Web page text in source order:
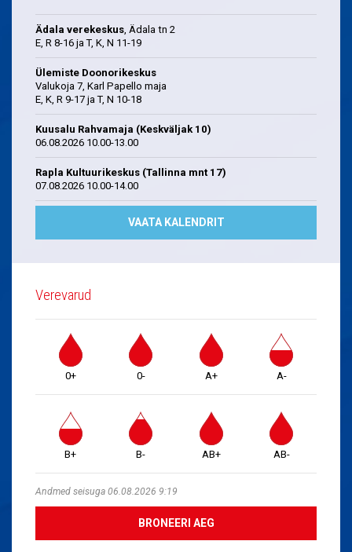
Ädala verekeskus , Ädala tn 2
E, R 8-16 ja T, K, N 11-19
Ülemiste Doonorikeskus
Valukoja 7, Karl Papello maja
E, K, R 9-17 ja T, N 10-18
Kuusalu Rahvamaja (Keskväljak 10)
06.08.2026 10.00-13.00
Rapla Kultuurikeskus (Tallinna mnt 17)
07.08.2026 10.00-14.00
VAATA KALENDRIT
Verevarud
0+ 0- A+ A-
B+ B- AB+ AB-
Andmed seisuga 06.08.2026 9:19
BRONEERI AEG